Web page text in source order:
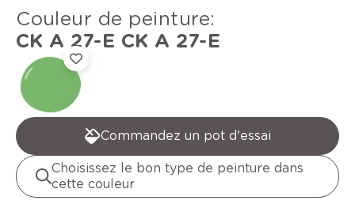
Couleur de peinture:
CK A 27-E CK A 27-E
Commandez un pot d'essai
Choisissez le bon type de peinture dans
cette couleur